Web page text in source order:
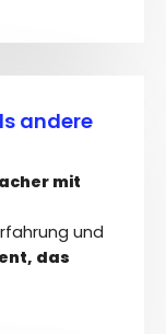
andere
mit
und
das